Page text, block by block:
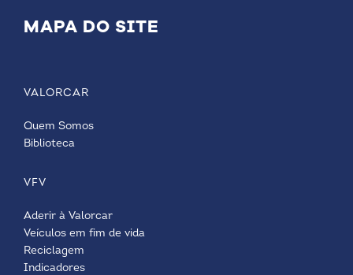
MAPA DO SITE
VALORCAR
Quem Somos
Biblioteca
VFV
Aderir à Valorcar
Veículos em fim de vida
Reciclagem
Indicadores